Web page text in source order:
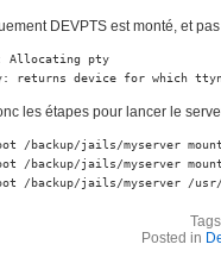
DEVPTS est monté, et
Allocating pty
returns device for which
les étapes pour lancer le
/backup/jails/myserver
/backup/jails/myserver
/backup/jails/myserver /
Posted in